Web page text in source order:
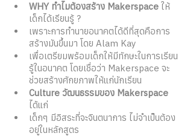
WHY ทำไมต้องสร้าง Makerspace ให้
เด็กได้เรียนรู้ ?
เพราะการทำนายอนาคตได้ดีที่สุดคือการ
สร้างมันขึ้นมา โดย Alam Kay
เพื่อเตรียมพร้อมเด็กให้มีทักษะในการเรียน
รู้ในอนาคต โดยเชื่อว่า Makerspace จะ
ช่วยสร้างศักยภาพให้แก่นักเรียน
Culture วัฒนธรรมของ Makerspace
ได้แก่
เด็กๆ มีอิสระที่จะจินตนาการ ไม่จำเป็นต้อง
อยู่ในหลักสูตร